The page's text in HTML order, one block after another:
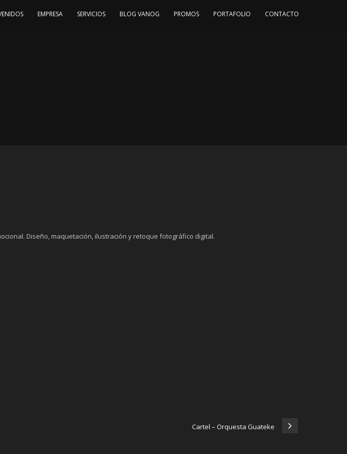
EMPRESA SERVICIOS BLOG VANOG PROMOS PORTAFOLIO CONTACTO
Diseño, maquetación, ilustración y retoque fotográfico digital.
Cartel – Orquesta Guateke